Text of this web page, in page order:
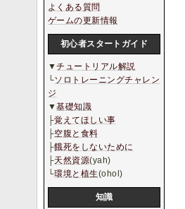
よくある質問
ゲームの更新情報
初心者スタートガイド
▼チュートリアル解説
└ソロトレーニングチャレン
ジ
▼基礎知識
├覚えてほしい事
├空腹と食料
├餓死をしないために
├天然資源(yah)
└環境と植生(ohol)
知識